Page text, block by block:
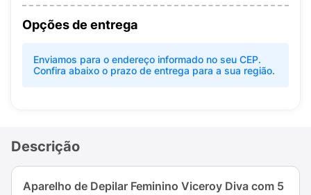
Opções de entrega
Enviamos para o endereço informado no seu CEP.
Confira abaixo o prazo de entrega para a sua região.
Descrição
Aparelho de Depilar Feminino Viceroy Diva com 5